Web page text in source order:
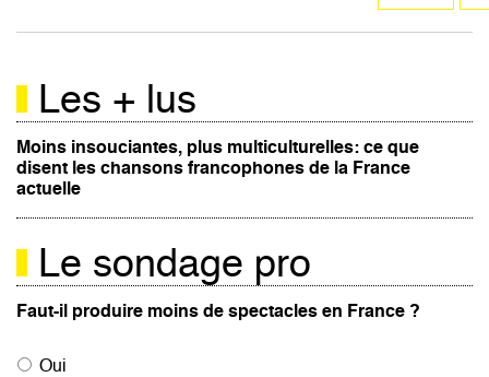
Les + lus
Moins insouciantes, plus multiculturelles: ce que
disent les chansons francophones de la France
actuelle
Le sondage pro
Faut-il produire moins de spectacles en France ?
Oui